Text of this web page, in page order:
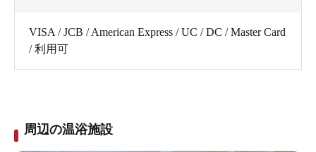
VISA / JCB / American Express / UC / DC / Master Card
/ 利用可
周辺の温浴施設